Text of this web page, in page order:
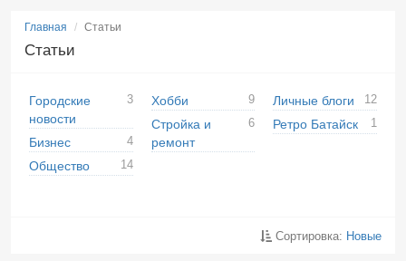
Главная Статьи
Статьи
Городские
новости
3
Бизнес 4
Общество 14
Хобби 9
Стройка и
ремонт
6
Личные блоги 12
Ретро Батайск 1
Сортировка: Новые